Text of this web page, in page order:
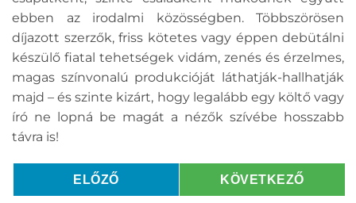
ebben az irodalmi közösségben. Többszörösen
díjazott szerzők, friss kötetes vagy éppen debütálni
készülő fiatal tehetségek vidám, zenés és érzelmes,
magas színvonalú produkcióját láthatják-hallhatják
majd – és szinte kizárt, hogy legalább egy költő vagy
író ne lopná be magát a nézők szívébe hosszabb
távra is!
ELŐZŐ KÖVETKEZŐ